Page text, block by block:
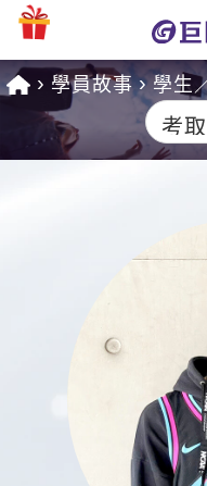
課程總覽
英文課程總表
TOEIC 多益課
多益秒學堂
學習分享
學員故事 學生